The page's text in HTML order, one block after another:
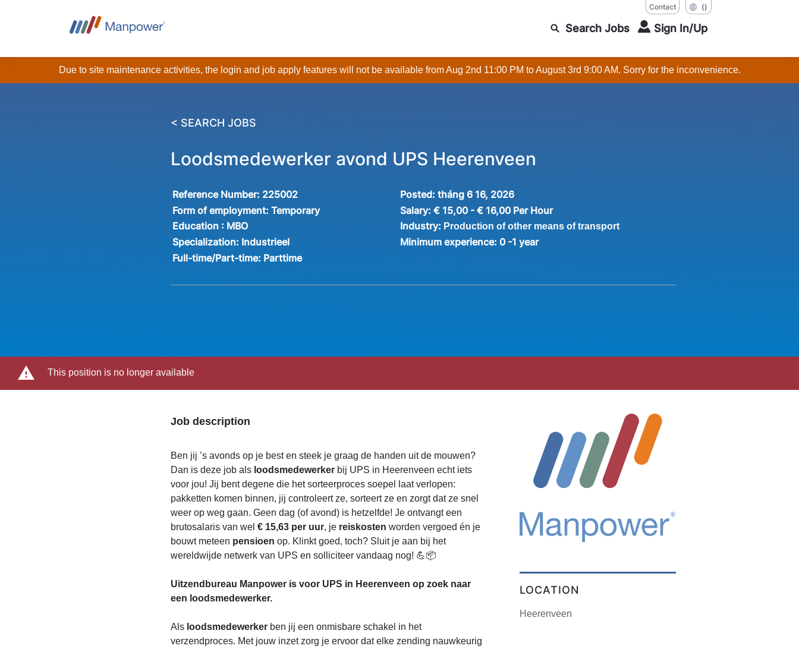
Contact ()
Search Jobs Sign In/Up
Due to site maintenance activities, the login and job apply features will not be available from Aug 2nd 11:00 PM to August 3rd 9:00 AM. Sorry for the inconvenience.
< SEARCH JOBS
Loodsmedewerker avond UPS Heerenveen
Reference Number: 225002 Posted: tháng 6 16, 2026
Form of employment:Temporary Salary: € 15,00 - € 16,00 Per Hour
Education : MBO Industry: Production of other means of transport
Specialization: Industrieel Minimum experience: 0 -1 year
Full-time/Part-time: Parttime
This position is no longer available
Job description
Ben jij ’s avonds op je best en steek je graag de handen uit de mouwen?
Dan is deze job als loodsmedewerkerbij UPS in Heerenveen echt iets
voor jou! Jij bent degene die het sorteerproces soepel laat verlopen:
pakketten komen binnen, jij controleert ze, sorteert ze en zorgt dat ze snel
weer op weg gaan. Geen dag (of avond) is hetzelfde! Je ontvangt een
brutosalaris van wel € 15,63 per uur, je reiskosten worden vergoed én je
bouwt meteen pensioen op. Klinkt goed, toch? Sluit je aan bij het
wereldwijde netwerk van UPS en solliciteer vandaag nog! 💪📦
Uitzendbureau Manpower is voor UPS in Heerenveen op zoek naar
een loodsmedewerker.
Als loodsmedewerker ben jij een onmisbare schakel in het
verzendproces. Met jouw inzet zorg je ervoor dat elke zending nauwkeurig
LOCATION
Heerenveen